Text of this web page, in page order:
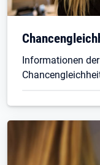
Informationen